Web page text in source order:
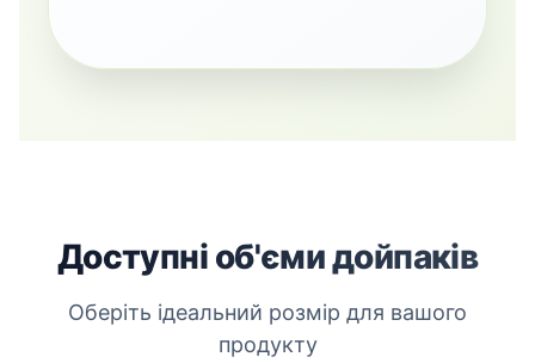
Доступні об'єми дойпаків
Оберіть ідеальний розмір для вашого
продукту